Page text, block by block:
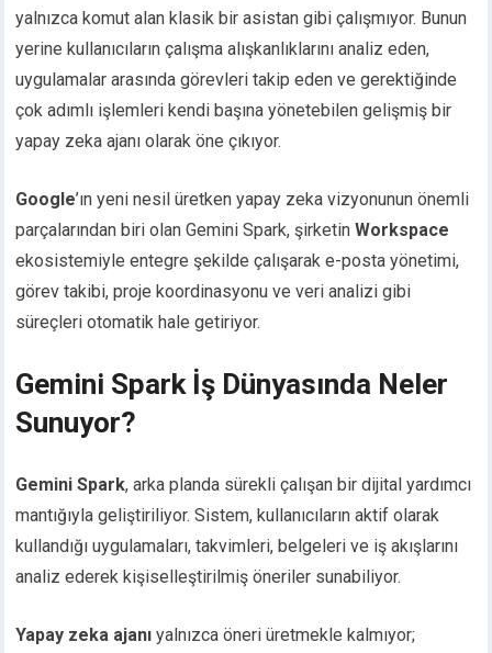
yalnızca komut alan klasik bir asistan gibi çalışmıyor. Bunun
yerine kullanıcıların çalışma alışkanlıklarını analiz eden,
uygulamalar arasında görevleri takip eden ve gerektiğinde
çok adımlı işlemleri kendi başına yönetebilen gelişmiş bir
yapay zeka ajanı olarak öne çıkıyor.
Google’ın yeni nesil üretken yapay zeka vizyonunun önemli
parçalarından biri olan Gemini Spark, şirketinWorkspace
ekosistemiyle entegre şekilde çalışarak e-posta yönetimi,
görev takibi, proje koordinasyonu ve veri analizi gibi
süreçleri otomatik hale getiriyor.
Gemini Spark İş Dünyasında Neler
Sunuyor?
Gemini Spark, arka planda sürekli çalışan bir dijital yardımcı
mantığıyla geliştiriliyor. Sistem, kullanıcıların aktif olarak
kullandığı uygulamaları, takvimleri, belgeleri ve iş akışlarını
analiz ederek kişiselleştirilmiş öneriler sunabiliyor.
Yapay zeka ajanı yalnızca öneri üretmekle kalmıyor;